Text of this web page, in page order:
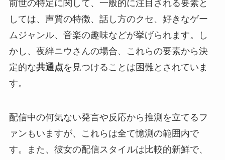
前世の特定に関して、一般的に注目される要素と
しては、声質の特徴、話し方のクセ、好きなゲー
ムジャンル、音楽の趣味などが挙げられます。し
かし、夜絆ニウさんの場合、これらの要素から決
定的な共通点を見つけることは困難とされていま
す。
配信中の何気ない発言や反応から推測を立てるフ
ァンもいますが、これらは全て憶測の範囲内で
す。また、彼女の配信スタイルは比較的新鮮で、